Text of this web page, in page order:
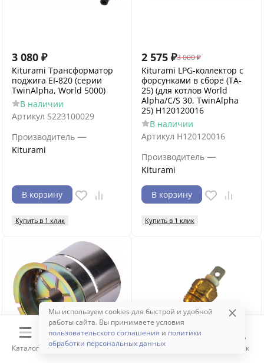
Каталог Корзина Избранное Поиск
3 080 ₽
Kiturami Трансформатор
поджига EI-820 (серии
TwinAlpha, World 5000)
В наличии
Артикул S223100029
Производитель —
Kiturami
В корзину
Купить в 1 клик
2 575 ₽3 000 ₽
Kiturami LPG-коллектор с
форсунками в сборе (TA-
25) (для котлов World
Alpha/C/S 30, TwinAlpha
25) H120120016
В наличии
Артикул H120120016
Производитель —
Kiturami
В корзину
Купить в 1 клик
Мы используем cookies для быстрой и удобной
работы сайта. Вы принимаете условия
пользовательского соглашения и политики
обработки персональных данных